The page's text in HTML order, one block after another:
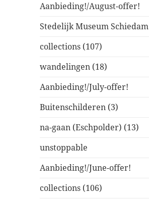
Aanbieding!/August-offer!
Stedelijk Museum Schiedam
collections (107)
wandelingen (18)
Aanbieding!/July-offer!
Buitenschilderen (3)
na-gaan (Eschpolder) (13)
unstoppable
Aanbieding!/June-offer!
collections (106)